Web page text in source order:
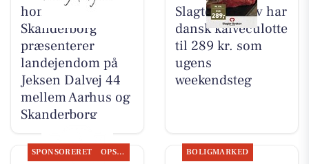
home
Skanderborg
præsenterer
landejendom på
Jeksen Dalvej 44
mellem Aarhus og
Skanderborg
Slagter Byskov har
dansk kalveculotte
til 289 kr. som
ugens
weekendsteg
SPONSORERET OPSLAGSTAVLEN BOLIGMARKED